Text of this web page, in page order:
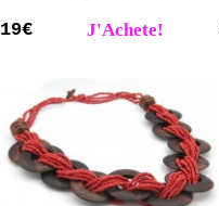
19€ J'Achete!